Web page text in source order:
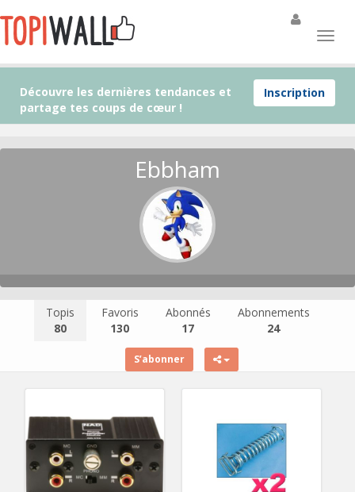
Inscription
Découvre les dernières tendances et
partage tes coups de cœur !
Ebbham
Topis
80
Favoris
130
Abonnés
17
Abonnements
24
S’abonner